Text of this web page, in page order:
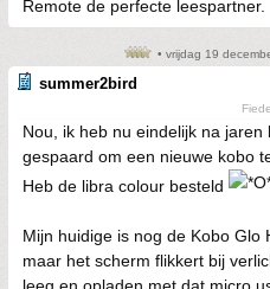
Remote de perfecte leespartner.
• vrijdag 19
summer2bird
Nou, ik heb nu eindelijk na
gespaard om een nieuwe kobo
Heb de libra colour besteld
Mijn huidige is nog de Kobo Glo
maar het scherm flikkert bij